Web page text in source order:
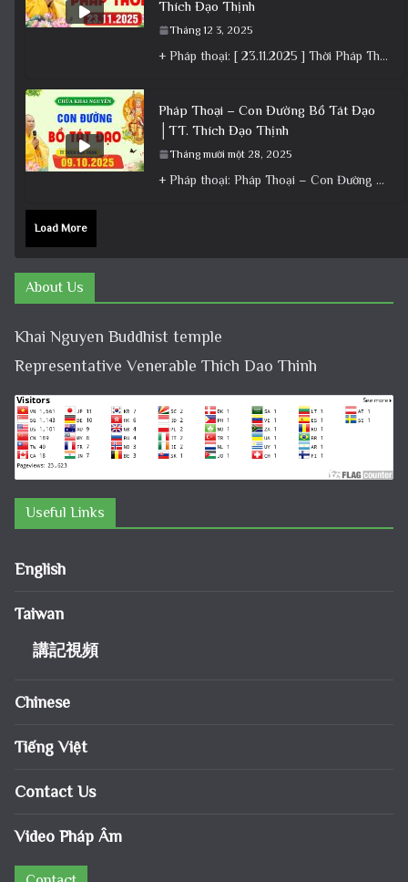
Thích Đạo Thịnh
Tháng 12 3, 2025
+ Pháp thoại: [ 23.11.2025 ] Thời Pháp Thoại – Khóa Chuyên Tu Chùa Khai Nguyên│Thầy Thích Đạo Thịnh +
Pháp Thoại – Con Đường Bồ Tát Đạo
│TT. Thích Đạo Thịnh
Tháng mười một 28, 2025
+ Pháp thoại: Pháp Thoại – Con Đường Bồ Tát Đạo │TT. Thích Đạo Thịnh + Album: Pháp Thoại +
Load More
About Us
Khai Nguyen Buddhist temple
Representative Venerable Thich Dao Thinh
Useful Links
English
Taiwan
講記視頻
Chinese
Tiếng Việt
Contact Us
Video Pháp Âm